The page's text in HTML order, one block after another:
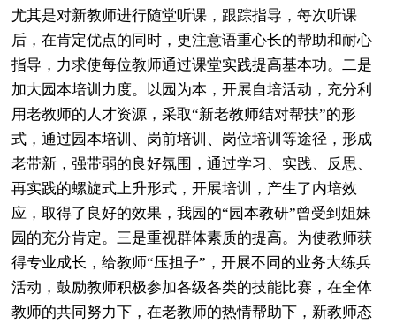
尤其是对新教师进行随堂听课，跟踪指导，每次听课
后，在肯定优点的同时，更注意语重心长的帮助和耐心
指导，力求使每位教师通过课堂实践提高基本功。二是
加大园本培训力度。以园为本，开展自培活动，充分利
用老教师的人才资源，采取“新老教师结对帮扶”的形
式，通过园本培训、岗前培训、岗位培训等途径，形成
老带新，强带弱的良好氛围，通过学习、实践、反思、
再实践的螺旋式上升形式，开展培训，产生了内培效
应，取得了良好的效果，我园的“园本教研”曾受到姐妹
园的充分肯定。三是重视群体素质的提高。为使教师获
得专业成长，给教师“压担子”，开展不同的业务大练兵
活动，鼓励教师积极参加各级各类的技能比赛，在全体
教师的共同努力下，在老教师的热情帮助下，新教师态